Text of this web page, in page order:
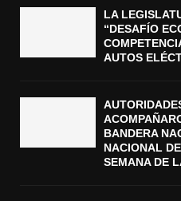
LA
“DESAFÍO
AUTOS
BANDERA
NACIONAL
SEMANA DE